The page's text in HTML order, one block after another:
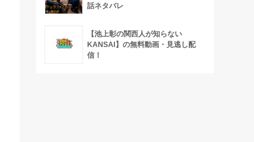
話ネタバレ
【池上彰の関西人が知らない
KANSAI】の無料動画・見逃し配
信！